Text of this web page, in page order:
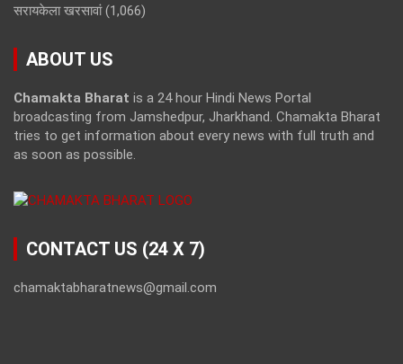
सरायकेला खरसावां(1,066)
ABOUT US
Chamakta Bharat is a 24 hour Hindi News Portal
broadcasting from Jamshedpur, Jharkhand. Chamakta Bharat
tries to get information about every news with full truth and
as soon as possible.
CONTACT US (24 X 7)
chamaktabharatnews@gmail.com